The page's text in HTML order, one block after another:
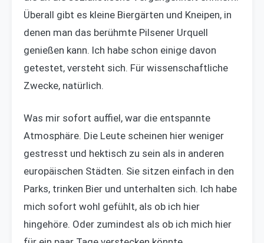
Überall gibt es kleine Biergärten und Kneipen, in
denen man das berühmte Pilsener Urquell
genießen kann. Ich habe schon einige davon
getestet, versteht sich. Für wissenschaftliche
Zwecke, natürlich.
Was mir sofort auffiel, war die entspannte
Atmosphäre. Die Leute scheinen hier weniger
gestresst und hektisch zu sein als in anderen
europäischen Städten. Sie sitzen einfach in den
Parks, trinken Bier und unterhalten sich. Ich habe
mich sofort wohl gefühlt, als ob ich hier
hingehöre. Oder zumindest als ob ich mich hier